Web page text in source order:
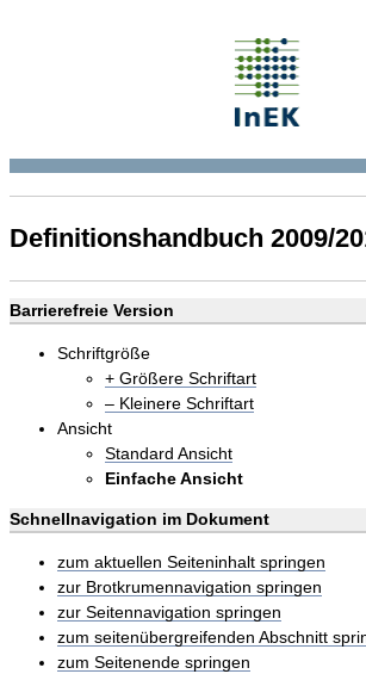
Definitionshandbuch 2009/
Barrierefreie Version
Schriftgröße
+ Größere Schriftart
– Kleinere Schriftart
Ansicht
Standard Ansicht
Einfache Ansicht
Schnellnavigation im Dokument
zum aktuellen Seiteninhalt springen
zur Brotkrumennavigation springen
zur Seitennavigation springen
zum seitenübergreifenden Abschnitt
zum Seitenende springen